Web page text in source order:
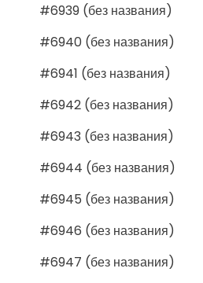
#6939 (без названия)
#6940 (без названия)
#6941 (без названия)
#6942 (без названия)
#6943 (без названия)
#6944 (без названия)
#6945 (без названия)
#6946 (без названия)
#6947 (без названия)